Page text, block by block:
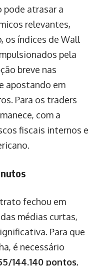
pode atrasar a
relevantes,
os índices de Wall
pela
breve nas
apostando em
Para os traders
com a
fiscais internos e
fechou em
médias curtas,
Para que
é necessário
144.140 pontos,